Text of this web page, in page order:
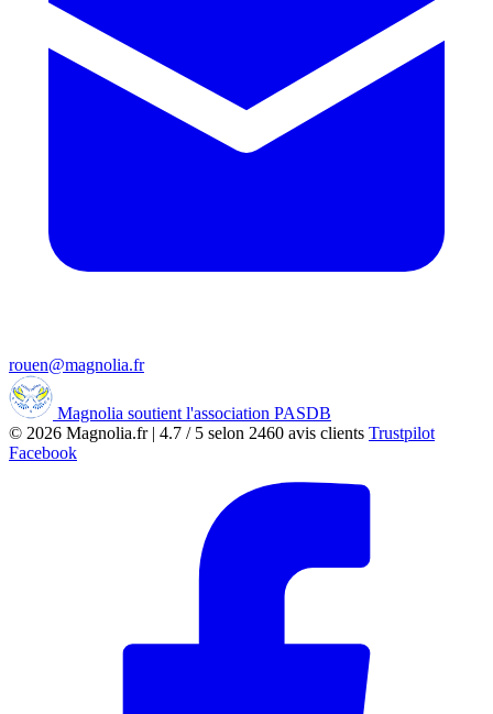
rouen@magnolia.fr
Magnolia soutient l'association PASDB
© 2026 Magnolia.fr| 4.7 / 5 selon 2460 avis clients Trustpilot
Facebook